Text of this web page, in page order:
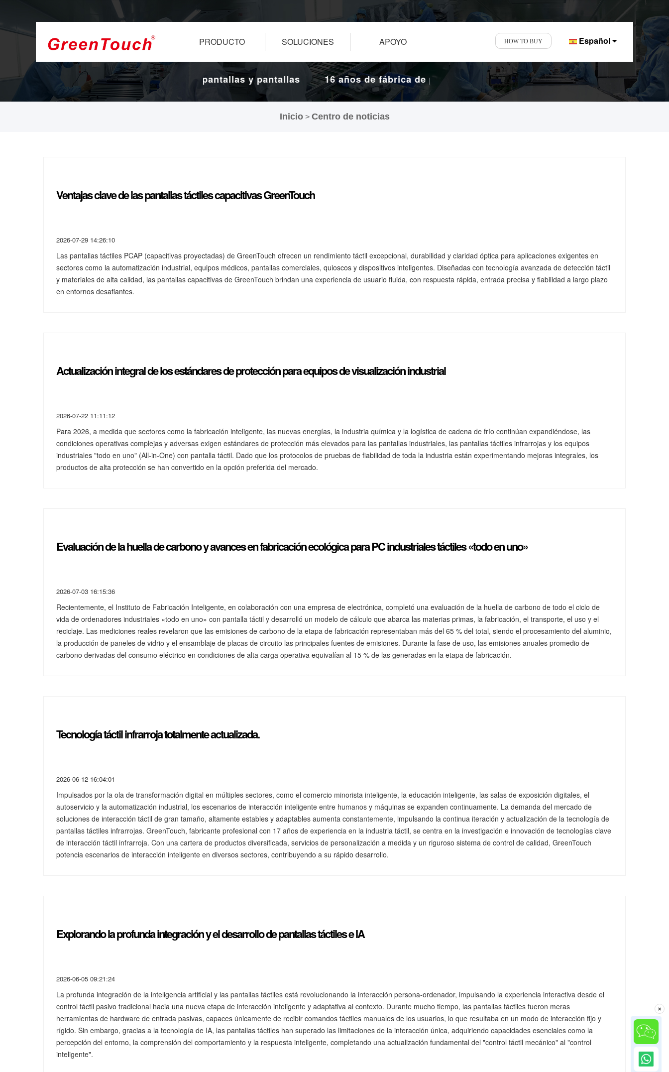
PRODUCTO SOLUCIONES APOYO Español
HOW TO BUY
pantallas
16 años de fábrica de pantallas y pantallas
táctiles.
16 años de fábrica de pantallas y pantallas
táctiles.
Inicio> Centro de noticias
Ventajas clave de las pantallas táctiles capacitivas GreenTouch
2026-07-29 14:26:10
Las pantallas táctiles PCAP (capacitivas proyectadas) de GreenTouch ofrecen un rendimiento táctil excepcional, durabilidad y claridad óptica para aplicaciones exigentes en
sectores como la automatización industrial, equipos médicos, pantallas comerciales, quioscos y dispositivos inteligentes. Diseñadas con tecnología avanzada de detección táctil
y materiales de alta calidad, las pantallas capacitivas de GreenTouch brindan una experiencia de usuario fluida, con respuesta rápida, entrada precisa y fiabilidad a largo plazo
en entornos desafiantes.
Actualización integral de los estándares de protección para equipos de visualización industrial
2026-07-22 11:11:12
Para 2026, a medida que sectores como la fabricación inteligente, las nuevas energías, la industria química y la logística de cadena de frío continúan expandiéndose, las
condiciones operativas complejas y adversas exigen estándares de protección más elevados para las pantallas industriales, las pantallas táctiles infrarrojas y los equipos
industriales "todo en uno" (All-in-One) con pantalla táctil. Dado que los protocolos de pruebas de fiabilidad de toda la industria están experimentando mejoras integrales, los
productos de alta protección se han convertido en la opción preferida del mercado.
Evaluación de la huella de carbono y avances en fabricación ecológica para PC industriales táctiles «todo en uno»
2026-07-03 16:15:36
Recientemente, el Instituto de Fabricación Inteligente, en colaboración con una empresa de electrónica, completó una evaluación de la huella de carbono de todo el ciclo de
vida de ordenadores industriales «todo en uno» con pantalla táctil y desarrolló un modelo de cálculo que abarca las materias primas, la fabricación, el transporte, el uso y el
reciclaje. Las mediciones reales revelaron que las emisiones de carbono de la etapa de fabricación representaban más del 65 % del total, siendo el procesamiento del aluminio,
la producción de paneles de vidrio y el ensamblaje de placas de circuito las principales fuentes de emisiones. Durante la fase de uso, las emisiones anuales promedio de
carbono derivadas del consumo eléctrico en condiciones de alta carga operativa equivalían al 15 % de las generadas en la etapa de fabricación.
Tecnología táctil infrarroja totalmente actualizada.
2026-06-12 16:04:01
Impulsados por la ola de transformación digital en múltiples sectores, como el comercio minorista inteligente, la educación inteligente, las salas de exposición digitales, el
autoservicio y la automatización industrial, los escenarios de interacción inteligente entre humanos y máquinas se expanden continuamente. La demanda del mercado de
soluciones de interacción táctil de gran tamaño, altamente estables y adaptables aumenta constantemente, impulsando la continua iteración y actualización de la tecnología de
pantallas táctiles infrarrojas. GreenTouch, fabricante profesional con 17 años de experiencia en la industria táctil, se centra en la investigación e innovación de tecnologías clave
de interacción táctil infrarroja. Con una cartera de productos diversificada, servicios de personalización a medida y un riguroso sistema de control de calidad, GreenTouch
potencia escenarios de interacción inteligente en diversos sectores, contribuyendo a su rápido desarrollo.
Explorando la profunda integración y el desarrollo de pantallas táctiles e IA
2026-06-05 09:21:24
La profunda integración de la inteligencia artificial y las pantallas táctiles está revolucionando la interacción persona-ordenador, impulsando la experiencia interactiva desde el
control táctil pasivo tradicional hacia una nueva etapa de interacción inteligente y adaptativa al contexto. Durante mucho tiempo, las pantallas táctiles fueron meras
herramientas de hardware de entrada pasivas, capaces únicamente de recibir comandos táctiles manuales de los usuarios, lo que resultaba en un modo de interacción fijo y
rígido. Sin embargo, gracias a la tecnología de IA, las pantallas táctiles han superado las limitaciones de la interacción única, adquiriendo capacidades esenciales como la
percepción del entorno, la comprensión del comportamiento y la respuesta inteligente, completando una actualización fundamental del "control táctil mecánico" al "control
inteligente".
×